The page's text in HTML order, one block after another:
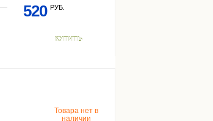
520 РУБ.
КУПИТЬ
Товара нет в
наличии